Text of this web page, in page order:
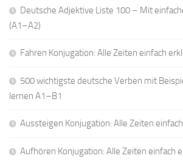
Deutsche Adjektive Liste 100 – Mit
(A1–A2)
Fahren Konjugation: Alle Zeiten einfach
500 wichtigste deutsche Verben mit
lernen A1–B1
Aussteigen Konjugation: Alle Zeiten
Aufhören Konjugation: Alle Zeiten einfach